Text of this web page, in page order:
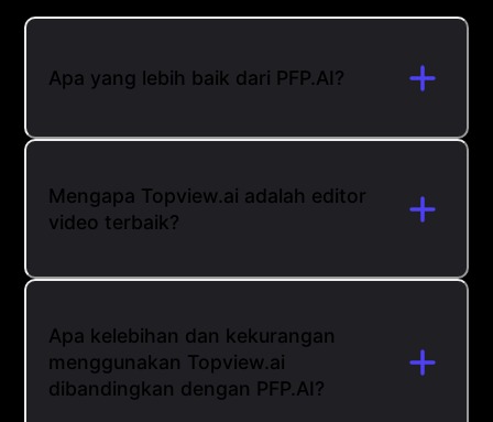
Apa yang lebih baik dari PFP.AI?
Mengapa Topview.ai adalah editor
video terbaik?
Apa kelebihan dan kekurangan
menggunakan Topview.ai
dibandingkan dengan PFP.AI?